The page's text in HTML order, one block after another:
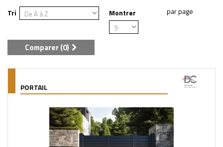
Tri
Montrer
Comparer (0)
PORTAIL